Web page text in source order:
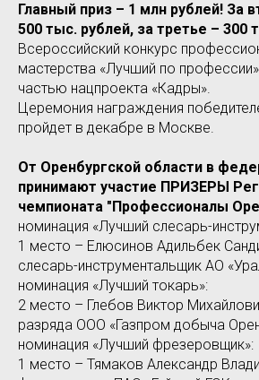
Главный приз – 1 млн рублей! За
500 тыс. рублей, за третье – 300
Всероссийский конкурс
мастерства «Лучший по
частью нацпроекта «Кадры».
Церемония награждения
пройдет в декабре в Москве.
От Оренбургской области в
принимают участие ПРИЗЕРЫ
чемпионата "Профессионалы
номинация «Лучший слесарь-
1 место – Елюсинов Адильбек
слесарь-инструментальщик АО
номинация «Лучший токарь»:
2 место – Глебов Виктор
разряда ООО «Газпром добыча
номинация «Лучший фрезеровщик»:
1 место – Тямаков Александр